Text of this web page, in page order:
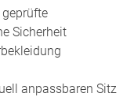
Sicherheit
anpassbaren Sitz